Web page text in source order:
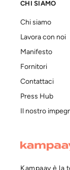
CHI SIAMO
Chi siamo
Lavora con noi
Manifesto
Fornitori
Contattaci
Press Hub
Il nostro